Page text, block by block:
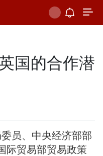
国的合作潜
员、中央经济部部
际贸易部贸易政策